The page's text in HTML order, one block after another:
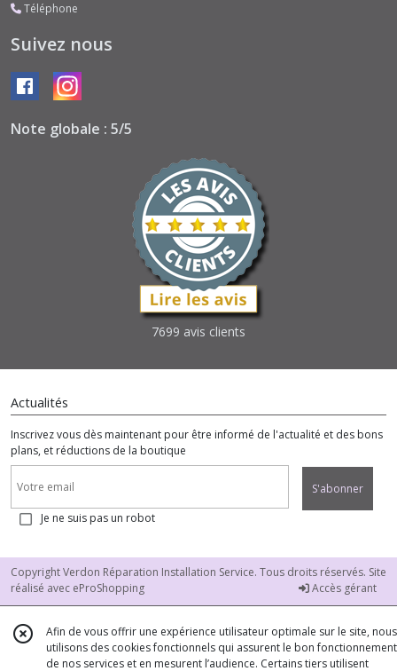
Téléphone
Suivez nous
Note globale : 5/5
7699 avis clients
Actualités
Inscrivez vous dès maintenant pour être informé de l'actualité et des bons
plans, et réductions de la boutique
S'abonner
Je ne suis pas un robot
Copyright Verdon Réparation Installation Service. Tous droits réservés. Site
réalisé avec eProShopping Accès gérant
Afin de vous offrir une expérience utilisateur optimale sur le site, nous
utilisons des cookies fonctionnels qui assurent le bon fonctionnement
de nos services et en mesurent l’audience. Certains tiers utilisent